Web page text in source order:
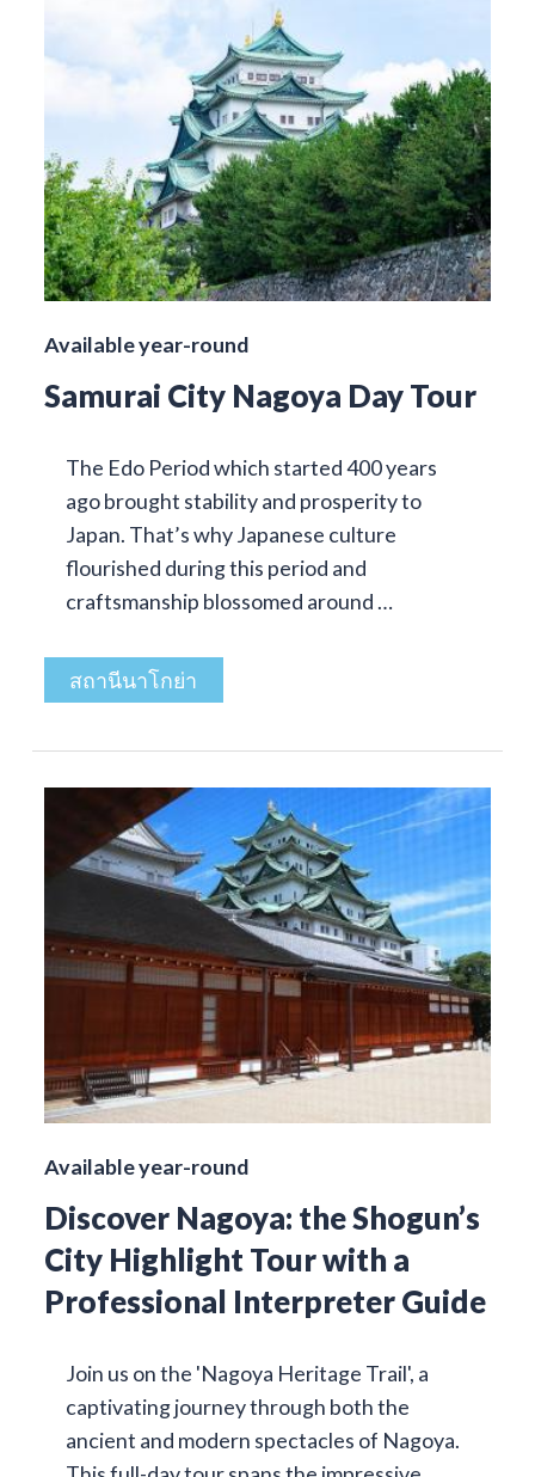
Available year-round
Samurai City Nagoya Day Tour
The Edo Period which started 400 years
ago brought stability and prosperity to
Japan. That’s why Japanese culture
flourished during this period and
craftsmanship blossomed around …
สถานีนาโกย่า
Available year-round
Discover Nagoya: the Shogun’s
City Highlight Tour with a
Professional Interpreter Guide
Join us on the 'Nagoya Heritage Trail', a
captivating journey through both the
ancient and modern spectacles of Nagoya.